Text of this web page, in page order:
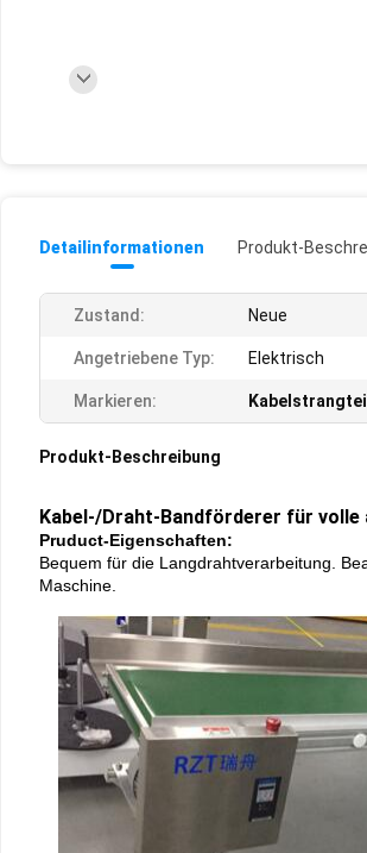
Detailinformationen Produkt-
Zustand: Neue
Angetriebene Typ: Elektrisch
Markieren:
Produkt-Beschreibung
Kabel-/Draht-Bandförderer für
Pruduct-Eigenschaften:
Bequem für die Langdrahtverarbeitung.
Maschine.